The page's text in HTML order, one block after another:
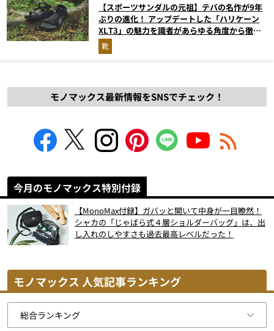
【スポーツサンダルの元祖】テバの名作が9年
ぶりの進化！ アップデートした「ハリケーン
XLT3」の魅力を識者があらゆる角度から徹底
解説！
靴
モノマックス最新情報をSNSでチェック！
今月のモノマックス特別付録
【MonoMax付録】ガバッと開いて中身が一目瞭然！
シャカの「じゃばら式４層ショルダーバッグ」は、出
し入れのしやすさも過去最高レベルだった！
モノマックス 人気記事ランキング